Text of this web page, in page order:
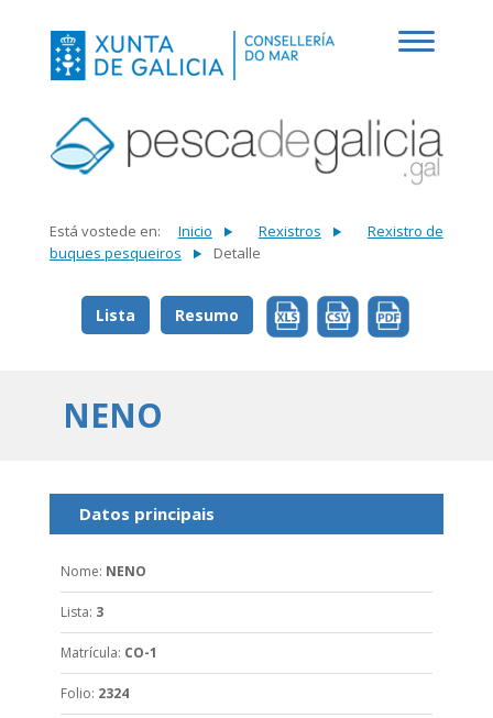
Está vostede en: Inicio Rexistros
Rexistro de
buques pesqueiros
Detalle
Lista Resumo
NENO
Datos principais
Nome: NENO
Lista: 3
Matrícula: CO-1
Folio: 2324